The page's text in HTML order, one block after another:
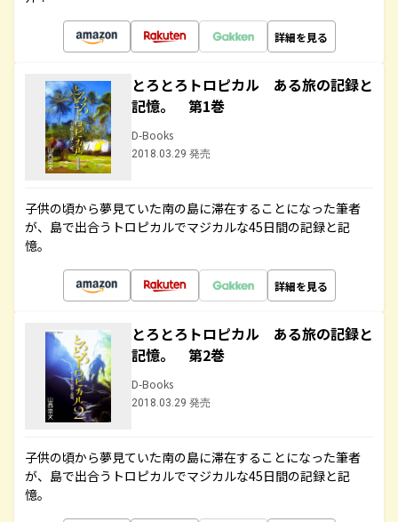
詳細を見る
とろとろトロピカル ある旅の記録と
記憶。 第1巻
D-Books
2018.03.29 発売
子供の頃から夢見ていた南の島に滞在することになった筆者
が、島で出合うトロピカルでマジカルな45日間の記録と記
憶。
詳細を見る
とろとろトロピカル ある旅の記録と
記憶。 第2巻
D-Books
2018.03.29 発売
子供の頃から夢見ていた南の島に滞在することになった筆者
が、島で出合うトロピカルでマジカルな45日間の記録と記
憶。